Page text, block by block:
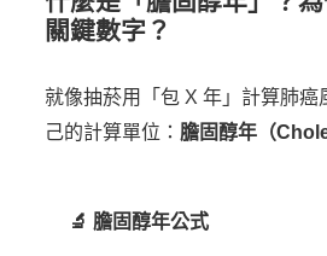
關鍵數字？
就像抽菸用「包 X 年」計算肺癌
己的計算單位： 膽固醇年（
🔬 膽固醇年公式